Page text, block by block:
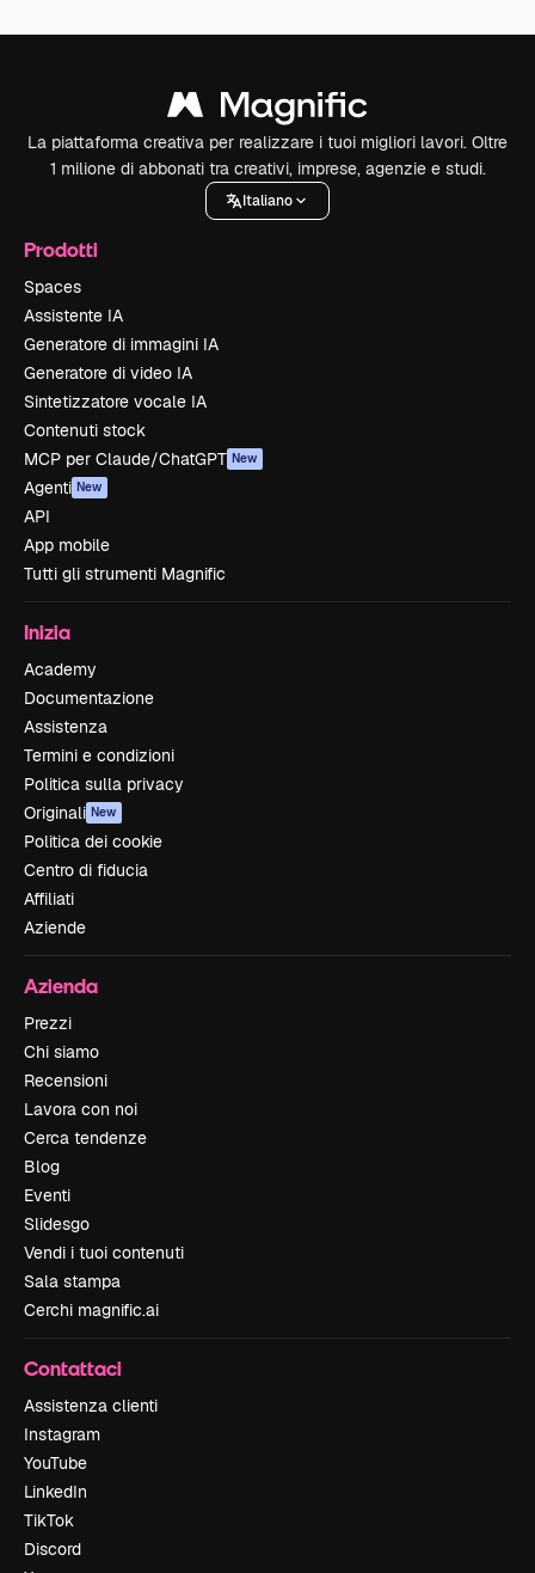
La piattaforma creativa per realizzare i tuoi migliori lavori. Oltre
1 milione di abbonati tra creativi, imprese, agenzie e studi.
Italiano
Prodotti
Spaces
Assistente IA
Generatore di immagini IA
Generatore di video IA
Sintetizzatore vocale IA
Contenuti stock
MCP per Claude/ChatGPT New
Agenti New
API
App mobile
Tutti gli strumenti Magnific
Inizia
Academy
Documentazione
Assistenza
Termini e condizioni
Politica sulla privacy
Originali New
Politica dei cookie
Centro di fiducia
Affiliati
Aziende
Azienda
Prezzi
Chi siamo
Recensioni
Lavora con noi
Cerca tendenze
Blog
Eventi
Slidesgo
Vendi i tuoi contenuti
Sala stampa
Cerchi magnific.ai
Contattaci
Assistenza clienti
Instagram
YouTube
LinkedIn
TikTok
Discord